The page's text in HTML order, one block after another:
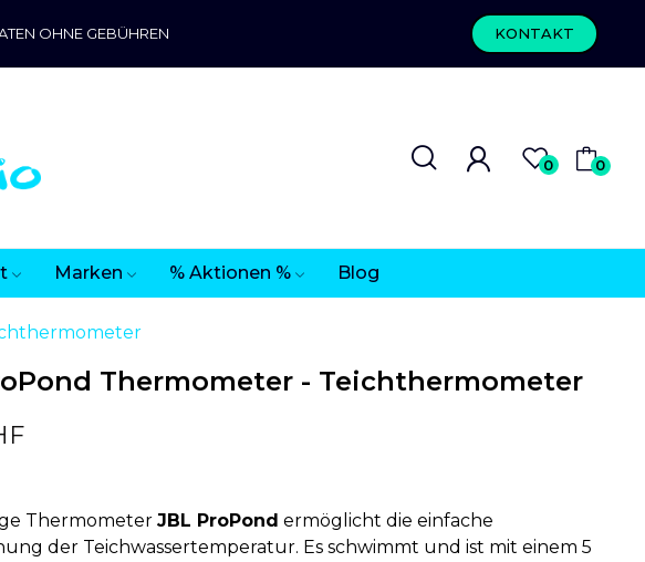
OHNE GEBÜHREN KONTAKT
0 0
Marken % Aktionen % Blog
Thermometer - Teichthermometer
Thermometer JBL ProPond ermöglicht die einfache
der Teichwassertemperatur. Es schwimmt und ist mit einem 5